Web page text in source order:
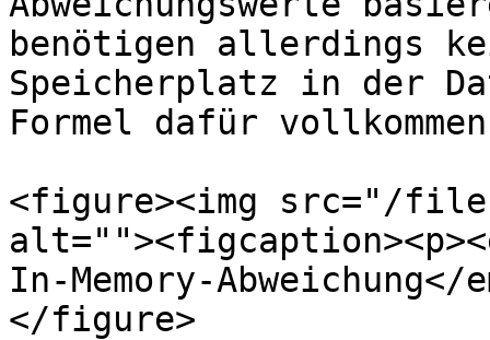
benötigen allerdings
Speicherplatz in der
Formel dafür
<figure><img src="/files/
In-Memory-
</figure>